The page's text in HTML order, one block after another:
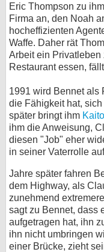
Eric Thompson zu
Firma an, den Noah
hocheffizienten
Waffe. Daher rät
Arbeit ein Privatleben
Restaurant essen,
1991 wird Bennet als
die Fähigkeit hat,
später bringt ihm
ihm die Anweisung,
diesen "Job" eher
in seiner Vaterrolle
Jahre später fahren
dem Highway, als
zunehmend
sagt zu Bennet, dass
aufgetragen hat, ihn
ihn nicht umbringen
einer Brücke, zieht